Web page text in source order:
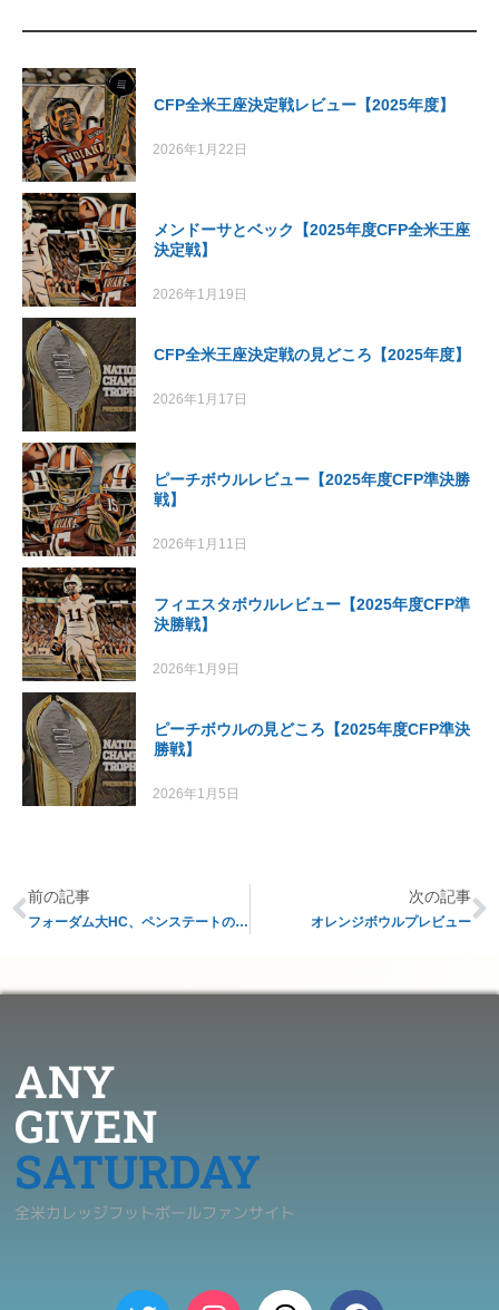
CFP全米王座決定戦レビュー【2025年度】
2026年1月22日
メンドーサとベック【2025年度CFP全米王座
決定戦】
2026年1月19日
CFP全米王座決定戦の見どころ【2025年度】
2026年1月17日
ピーチボウルレビュー【2025年度CFP準決勝
戦】
2026年1月11日
フィエスタボウルレビュー【2025年度CFP準
決勝戦】
2026年1月9日
ピーチボウルの見どころ【2025年度CFP準決
勝戦】
2026年1月5日
前の記事
フォーダム大HC、ペンステートのOCに
次の記事
オレンジボウルプレビュー
ANY
GIVEN
SATURDAY
全米カレッジフットボールファンサイト